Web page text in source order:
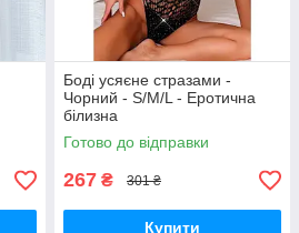
Боді усяєне стразами -
Чорний - S/M/L - Еротична
білизна
Готово до відправки
267 ₴ 301 ₴
Купити